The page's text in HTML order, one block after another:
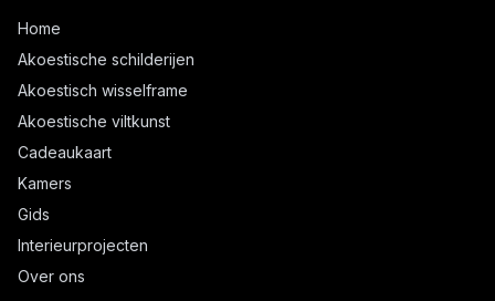
Home
Akoestische schilderijen
Akoestisch wisselframe
Akoestische viltkunst
Cadeaukaart
Kamers
Gids
Interieurprojecten
Over ons